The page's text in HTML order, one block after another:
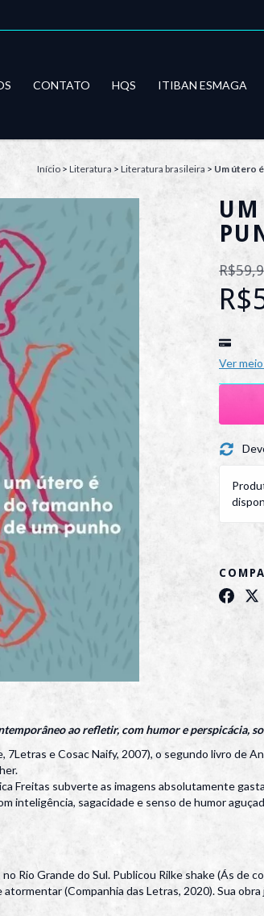
CONTATO HQS ITIBAN ESMAGA
Início > Literatura > Literatura brasileira > Um útero
UM
Ver
ao refletir, com humor e perspicácia,
7Letras e Cosac Naify, 2007), o segundo livro de
Freitas subverte as imagens absolutamente
inteligência, sagacidade e senso de humor
Rio Grande do Sul. Publicou Rilke shake (Ás
(Companhia das Letras, 2020). Sua